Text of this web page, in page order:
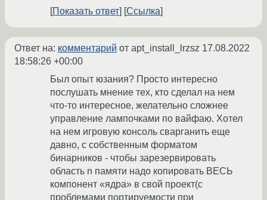
Показать ответ
Ссылка
Ответ на: комментарий от apt_install_lrzsz 17.08.2022
18:58:26 +00:00
Был опыт юзания? Просто интересно
послушать мнение тех, кто сделал на нем
что-то интересное, желательно сложнее
управление лампочками по вайфаю. Хотел
на нем игровую консоль сварганить еще
давно, с собственным форматом
бинарников - чтобы зарезервировать
область n памяти надо копировать ВЕСЬ
компонент «ядра» в свой проект(с
проблемами портируемости при